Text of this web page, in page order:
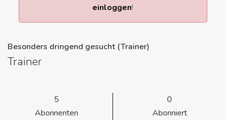
einloggen!
Besonders dringend gesucht (Trainer)
Trainer
5
Abonnenten
0
Abonniert